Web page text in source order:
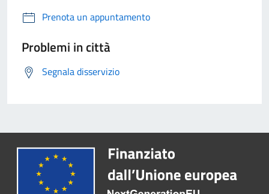
Prenota un appuntamento
Problemi in città
Segnala disservizio